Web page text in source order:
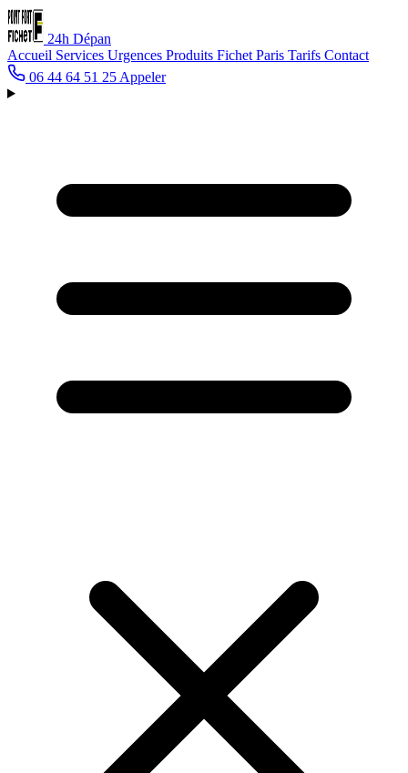
24h Dépan
Accueil Services Urgences Produits Fichet Paris Tarifs Contact
06 44 64 51 25 Appeler